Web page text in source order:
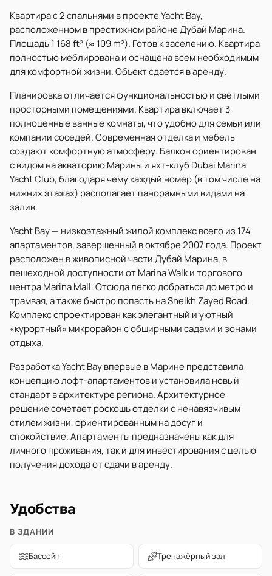
Квартира с 2 спальнями в проекте Yacht Bay,
расположенном в престижном районе Дубай Марина.
Площадь 1 168 ft² (≈ 109 m²). Готов к заселению. Квартира
полностью меблирована и оснащена всем необходимым
для комфортной жизни. Объект сдается в аренду.
Планировка отличается функциональностью и светлыми
просторными помещениями. Квартира включает 3
полноценные ванные комнаты, что удобно для семьи или
компании соседей. Современная отделка и мебель
создают комфортную атмосферу. Балкон ориентирован
с видом на акваторию Марины и яхт-клуб Dubai Marina
Yacht Club, благодаря чему каждый номер (в том числе на
нижних этажах) располагает панорамными видами на
залив.
Yacht Bay — низкоэтажный жилой комплекс всего из 174
апартаментов, завершенный в октябре 2007 года. Проект
расположен в живописной части Дубай Марина, в
пешеходной доступности от Marina Walk и торгового
центра Marina Mall. Отсюда легко добраться до метро и
трамвая, а также быстро попасть на Sheikh Zayed Road.
Комплекс спроектирован как элегантный и уютный
«курортный» микрорайон с обширными садами и зонами
отдыха.
Разработка Yacht Bay впервые в Марине представила
концепцию лофт-апартаментов и установила новый
стандарт в архитектуре региона. Архитектурное
решение сочетает роскошь отделки с ненавязчивым
стилем жизни, ориентированным на досуг и
спокойствие. Апартаменты предназначены как для
личного проживания, так и для инвестирования с целью
получения дохода от сдачи в аренду.
Удобства
В ЗДАНИИ
Бассейн Тренажёрный зал